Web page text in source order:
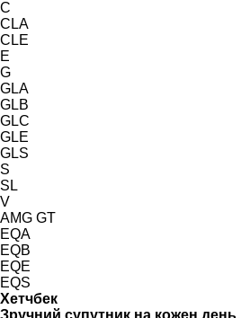
C
CLA
CLE
E
G
GLA
GLB
GLC
GLE
GLS
S
SL
V
AMG GT
EQA
EQB
EQE
EQS
Хетчбек
Зручний супутник на кожен день.